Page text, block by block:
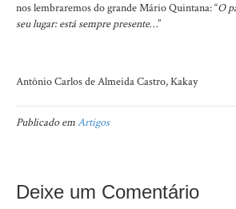
nos lembraremos do grande Mário Quintana: “O
seu lugar: está sempre presente…”
Antônio Carlos de Almeida Castro, Kakay
Publicado emArtigos
Deixe um Comentário